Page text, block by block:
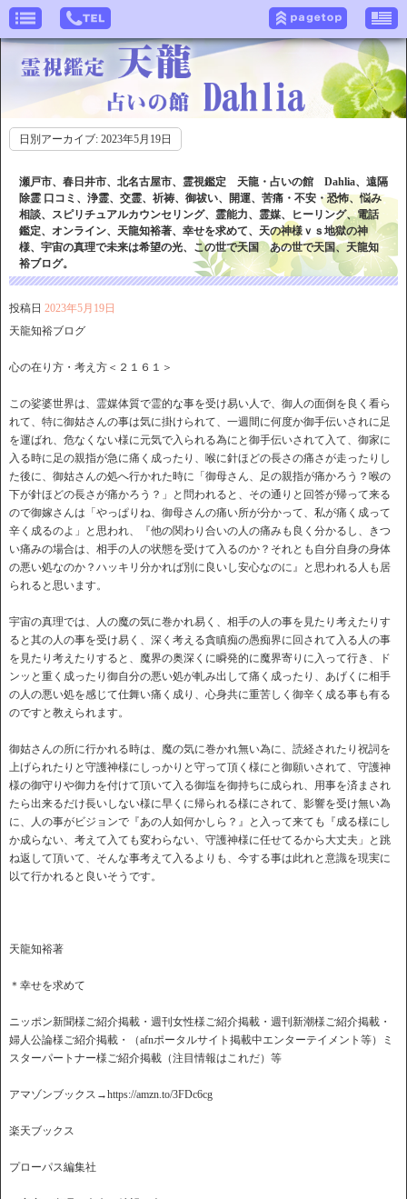
日別アーカイブ: 2023年5月19日
瀬戸市、春日井市、北名古屋市、霊視鑑定 天龍・占いの館 Dahlia、遠隔
除霊 口コミ、浄霊、交霊、祈祷、御祓い、開運、苦痛・不安・恐怖、悩み
相談、スピリチュアルカウンセリング、霊能力、霊媒、ヒーリング、電話
鑑定、オンライン、天龍知裕著、幸せを求めて、天の神様ｖｓ地獄の神
様、宇宙の真理で未来は希望の光、この世で天国 あの世で天国、天龍知
裕ブログ。
投稿日 2023年5月19日
天龍知裕ブログ
心の在り方・考え方＜２１６１＞
この娑婆世界は、霊媒体質で霊的な事を受け易い人で、御人の面倒を良く看ら
れて、特に御姑さんの事は気に掛けられて、一週間に何度か御手伝いされに足
を運ばれ、危なくない様に元気で入られる為にと御手伝いされて入て、御家に
入る時に足の親指が急に痛く成ったり、喉に針ほどの長さの痛さが走ったりし
た後に、御姑さんの処へ行かれた時に「御母さん、足の親指が痛かろう？喉の
下が針ほどの長さが痛かろう？」と問われると、その通りと回答が帰って来る
ので御嫁さんは「やっぱりね、御母さんの痛い所が分かって、私が痛く成って
辛く成るのよ」と思われ、『他の関わり合いの人の痛みも良く分かるし、きつ
い痛みの場合は、相手の人の状態を受けて入るのか？それとも自分自身の身体
の悪い処なのか？ハッキリ分かれば別に良いし安心なのに』と思われる人も居
られると思います。
宇宙の真理では、人の魔の気に巻かれ易く、相手の人の事を見たり考えたりす
ると其の人の事を受け易く、深く考える貪瞋痴の愚痴界に回されて入る人の事
を見たり考えたりすると、魔界の奥深くに瞬発的に魔界寄りに入って行き、ド
ンッと重く成ったり御自分の悪い処が軋み出して痛く成ったり、あげくに相手
の人の悪い処を感じて仕舞い痛く成り、心身共に重苦しく御辛く成る事も有る
のですと教えられます。
御姑さんの所に行かれる時は、魔の気に巻かれ無い為に、読経されたり祝詞を
上げられたりと守護神様にしっかりと守って頂く様にと御願いされて、守護神
様の御守りや御力を付けて頂いて入る御塩を御持ちに成られ、用事を済まされ
たら出来るだけ長いしない様に早くに帰られる様にされて、影響を受け無い為
に、人の事がビジョンで『あの人如何かしら？』と入って来ても『成る様にし
か成らない、考えて入ても変わらない、守護神様に任せてるから大丈夫」と跳
ね返して頂いて、そんな事考えて入るよりも、今する事は此れと意識を現実に
以て行かれると良いそうです。
天龍知裕著
＊幸せを求めて
ニッポン新聞様ご紹介掲載・週刊女性様ご紹介掲載・週刊新潮様ご紹介掲載・
婦人公論様ご紹介掲載・（afnポータルサイト掲載中エンターテイメント等）ミ
スターパートナー様ご紹介掲載（注目情報はこれだ）等
アマゾンブックス→https://amzn.to/3FDc6cg
楽天ブックス
プローパス編集社